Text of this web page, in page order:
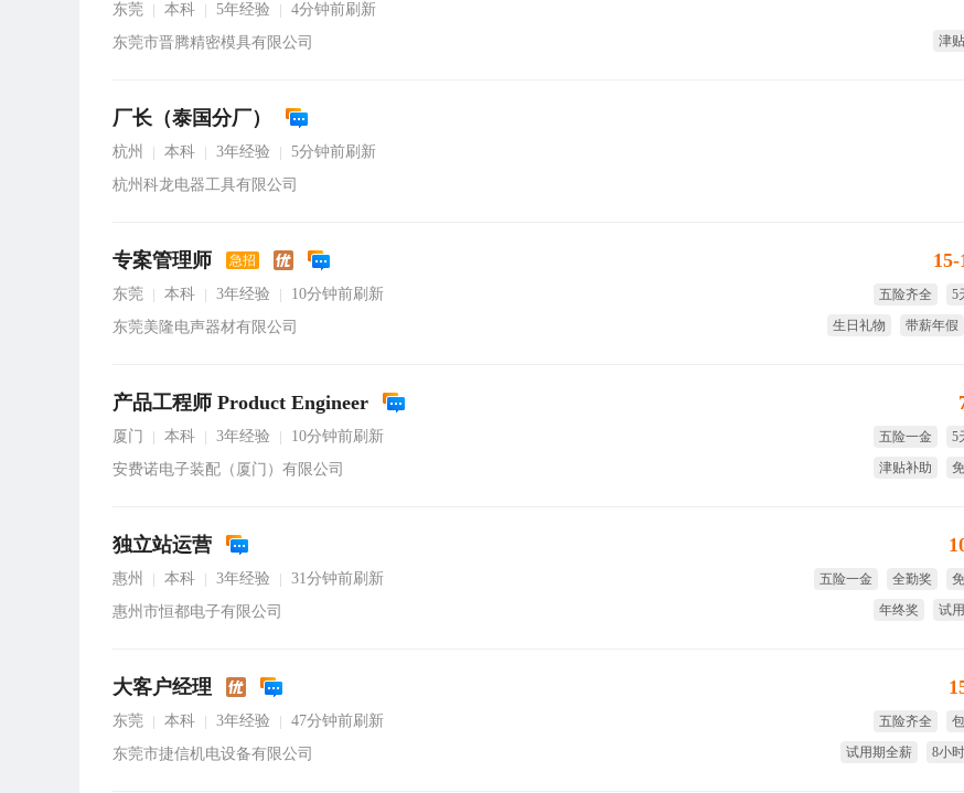
东莞 本科 5年经验
4分钟前刷新
东莞市晋腾精密模具有限公司
津
厂长（泰国分厂）
杭州 本科 3年经验
5分钟前刷新
杭州科龙电器工具有限公司
专案管理师 急招
东莞 本科 3年经验
10分钟前刷新
东莞美隆电声器材有限公司
五险齐全
5
生日礼物
带薪年假
产品工程师 Product Engineer
厦门 本科 3年经验
10分钟前刷新
安费诺电子装配（厦门）有限公司
五险一金
5
津贴补助
独立站运营
惠州 本科 3年经验
31分钟前刷新
惠州市恒都电子有限公司
五险一金 全勤奖
年终奖
试
大客户经理
东莞 本科 3年经验
47分钟前刷新
东莞市捷信机电设备有限公司
五险齐全
试用期全薪
8小